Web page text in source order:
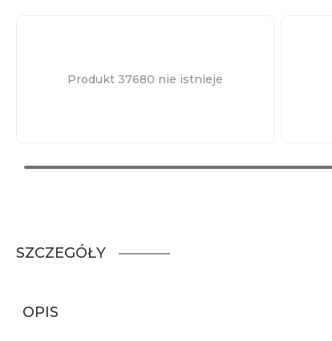
Produkt 37680 nie istnieje
SZCZEGÓŁY
OPIS